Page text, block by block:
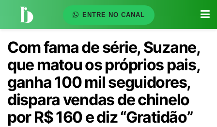
ENTRE NO CANAL
Com fama de série, Suzane,
que matou os próprios pais,
ganha 100 mil seguidores,
dispara vendas de chinelo
por R$ 160 e diz “Gratidão”